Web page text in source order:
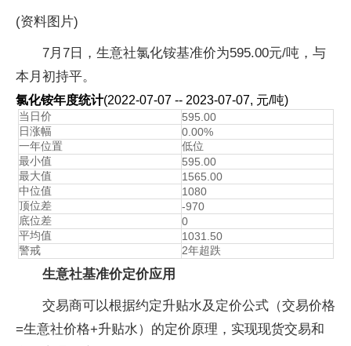
(资料图片)
7月7日，生意社氯化铵基准价为595.00元/吨，与
本月初持平。
氯化铵年度统计(2022-07-07 -- 2023-07-07, 元/吨)
当日价
595.00
日涨幅
0.00%
一年位置
低位
最小值
595.00
最大值
1565.00
中位值
1080
顶位差
-970
底位差
0
平均值
1031.50
警戒
2年超跌
生意社基准价定价应用
交易商可以根据约定升贴水及定价公式（交易价格
=生意社价格+升贴水）的定价原理，实现现货交易和